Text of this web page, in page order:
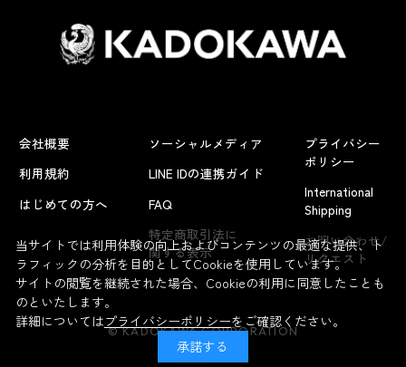
よくあるお問い合わせ
会社概要
利用規約
はじめての方へ
ソーシャルメディア
LINE IDの連携ガイド
FAQ
特定商取引法に
関する表示
プライバシー
ポリシー
International
Shipping
お問い合わせ/
リクエスト
© KADOKAWA CORPORATION
当サイトでは利用体験の向上およびコンテンツの最適な提供、ト
ラフィックの分析を目的としてCookieを使用しています。
サイトの閲覧を継続された場合、Cookieの利用に同意したことも
のといたします。
詳細についてはプライバシーポリシーをご確認ください。
承諾する